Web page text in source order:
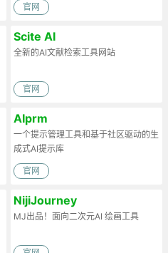
官网
Scite AI
全新的AI文献检索工具网站
官网
AIprm
一个提示管理工具和基于社区驱动的生
成式AI提示库
官网
NijiJourney
MJ出品！面向二次元AI 绘画工具